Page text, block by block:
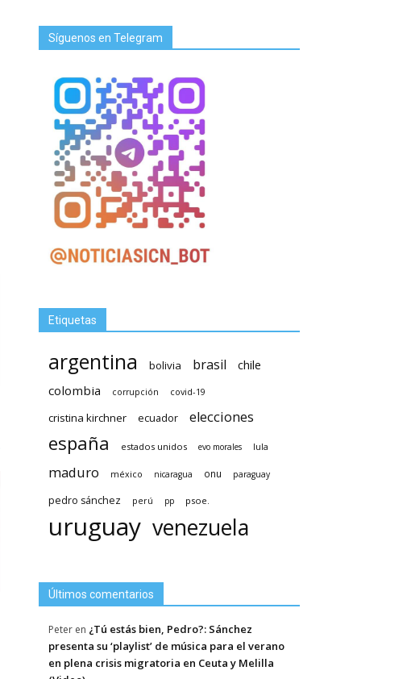
Síguenos en Telegram
Etiquetas
argentina bolivia brasil
chile
colombia
corrupción covid-19
cristina kirchner ecuador elecciones
españa estados unidos evo morales lula
maduro méxico nicaragua onu paraguay
pedro sánchez perú pp psoe.
uruguay venezuela
Últimos comentarios
Peter en ¿Tú estás bien, Pedro?: Sánchez
presenta su ‘playlist’ de música para el verano
en plena crisis migratoria en Ceuta y Melilla